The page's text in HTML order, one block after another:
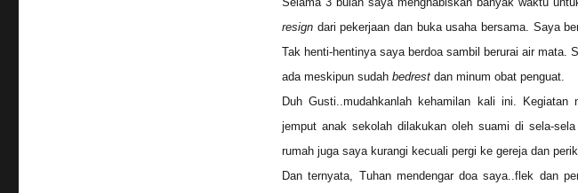
resigndari pekerjaan dan buka usaha bersama. Saya
Tak henti-hentinya saya berdoa sambil berurai air
ada meskipun sudah bedrestdan minum obat penguat.
Duh Gusti..mudahkanlah kehamilan kali ini.
jemput anak sekolah dilakukan oleh suami di sela-
rumah juga saya kurangi kecuali pergi ke gereja dan
Dan ternyata, Tuhan mendengar doa saya..flek dan